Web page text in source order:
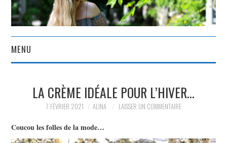
MENU
DANS MON BLOG, JE VEUX
PARTAGER MES
LA CRÈME IDÉALE POUR L’HIVER…
7 FÉVRIER 2021 ALINA LAISSER UN COMMENTAIRE
Coucou les folles de la mode…